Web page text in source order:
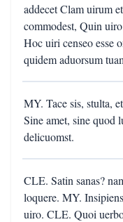
addecet Clam uirum
commodest, Quin
Hoc uiri censeo esse
quidem aduorsum
MY. Tace sis, stulta,
Sine amet, sine quod
delicuomst.
CLE. Satin sanas?
loquere. MY.
uiro. CLE. Quoi